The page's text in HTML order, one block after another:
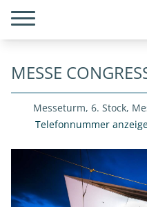
MESSE
Messeturm, 6. Stock,
Telefonnummer